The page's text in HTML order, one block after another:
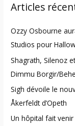
c
f
o
r
:
Articles
Ozzy Osbourne
Studios pour
Shagrath, Silenoz
Dimmu Borgir/
Sigh dévoile le
Åkerfeldt d’Opeth
Un hôpital fait